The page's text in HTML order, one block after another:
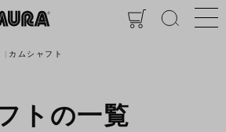
カムシャフト
トの一覧